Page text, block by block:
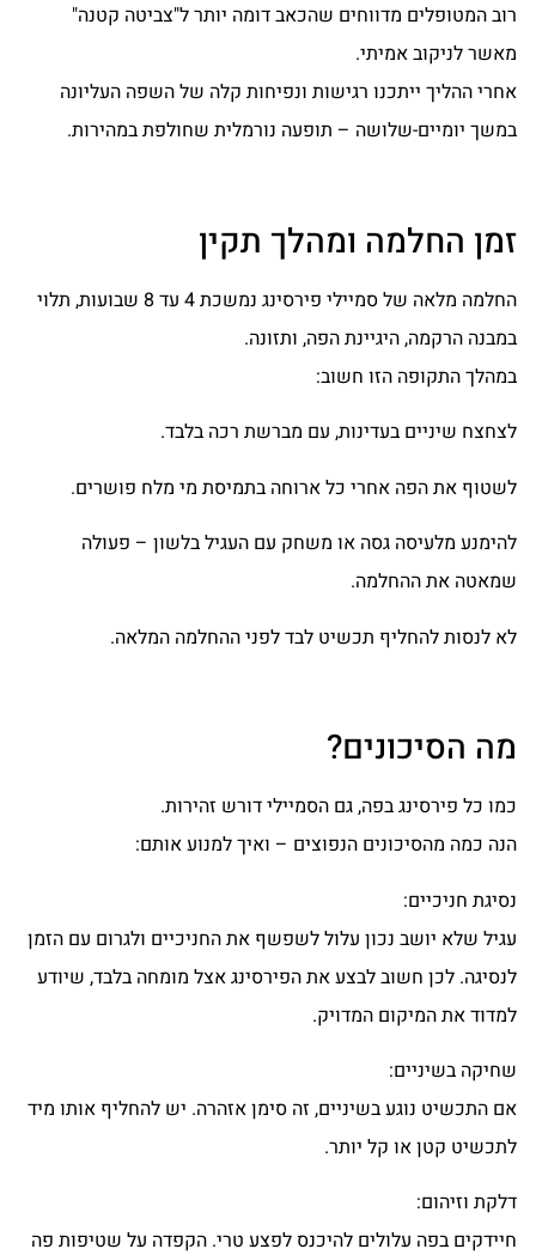
רוב המטופלים מדווחים שהכאב דומה יותר ל"צביטה קטנה"
מאשר לניקוב אמיתי.
אחרי ההליך ייתכנו רגישות ונפיחות קלה של השפה העליונה
במשך יומיים-שלושה – תופעה נורמלית שחולפת במהירות.
זמן החלמה ומהלך תקין
החלמה מלאה של סמיילי פירסינג נמשכת 4 עד 8 שבועות, תלוי
במבנה הרקמה, היגיינת הפה, ותזונה.
במהלך התקופה הזו חשוב:
לצחצח שיניים בעדינות, עם מברשת רכה בלבד.
לשטוף את הפה אחרי כל ארוחה בתמיסת מי מלח פושרים.
להימנע מלעיסה גסה או משחק עם העגיל בלשון – פעולה
שמאטה את ההחלמה.
לא לנסות להחליף תכשיט לבד לפני ההחלמה המלאה.
מה הסיכונים?
כמו כל פירסינג בפה, גם הסמיילי דורש זהירות.
הנה כמה מהסיכונים הנפוצים – ואיך למנוע אותם:
נסיגת חניכיים:
עגיל שלא יושב נכון עלול לשפשף את החניכיים ולגרום עם הזמן
לנסיגה. לכן חשוב לבצע את הפירסינג אצל מומחה בלבד, שיודע
למדוד את המיקום המדויק.
שחיקה בשיניים:
אם התכשיט נוגע בשיניים, זה סימן אזהרה. יש להחליף אותו מיד
לתכשיט קטן או קל יותר.
דלקת וזיהום:
חיידקים בפה עלולים להיכנס לפצע טרי. הקפדה על שטיפות פה